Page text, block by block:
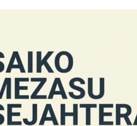
NASIONAL
Cabut Izin Distributor Pupuk
Subsidi Usai Terima Laporan
7 Mei 2026